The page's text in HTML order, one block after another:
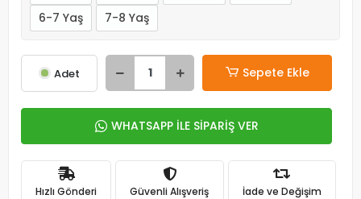
6-7 Yaş
7-8 Yaş
Adet Sepete Ekle
WHATSAPP İLE SİPARİŞ VER
Hızlı Gönderi Güvenli Alışveriş İade ve Değişim